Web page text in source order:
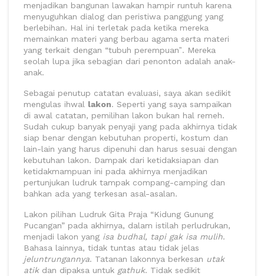
menjadikan bangunan lawakan hampir runtuh karena
menyuguhkan dialog dan peristiwa panggung yang
berlebihan. Hal ini terletak pada ketika mereka
memainkan materi yang berbau agama serta materi
yang terkait dengan “tubuh perempuan‟. Mereka
seolah lupa jika sebagian dari penonton adalah anak-
anak.
Sebagai penutup catatan evaluasi, saya akan sedikit
mengulas ihwal lakon. Seperti yang saya sampaikan
di awal catatan, pemilihan lakon bukan hal remeh.
Sudah cukup banyak penyaji yang pada akhirnya tidak
siap benar dengan kebutuhan properti, kostum dan
lain-lain yang harus dipenuhi dan harus sesuai dengan
kebutuhan lakon. Dampak dari ketidaksiapan dan
ketidakmampuan ini pada akhirnya menjadikan
pertunjukan ludruk tampak compang-camping dan
bahkan ada yang terkesan asal-asalan.
Lakon pilihan Ludruk Gita Praja “Kidung Gunung
Pucangan” pada akhirnya, dalam istilah perludrukan,
menjadi lakon yang isa budhal, tapi gak isa mulih.
Bahasa lainnya, tidak tuntas atau tidak jelas
jeluntrungannya. Tatanan lakonnya berkesan utak
atikdan dipaksa untuk gathuk. Tidak sedikit